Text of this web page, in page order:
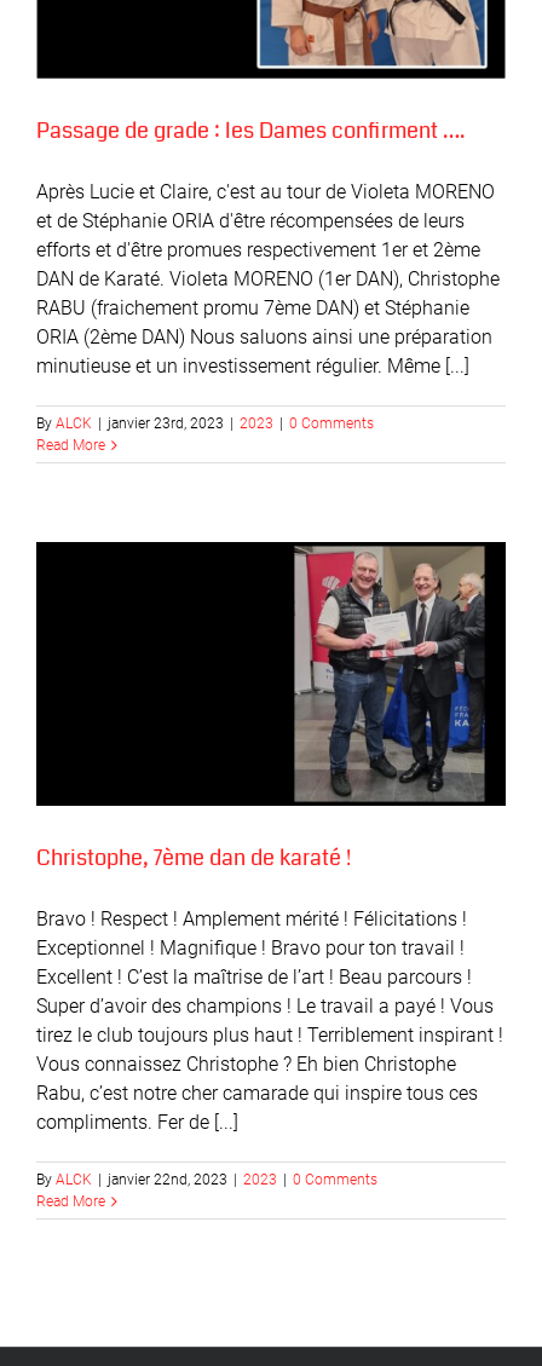
Passage de grade : les Dames confirment ….
Après Lucie et Claire, c'est au tour de Violeta MORENO
et de Stéphanie ORIA d'être récompensées de leurs
efforts et d'être promues respectivement 1er et 2ème
DAN de Karaté. Violeta MORENO (1er DAN), Christophe
RABU (fraichement promu 7ème DAN) et Stéphanie
ORIA (2ème DAN) Nous saluons ainsi une préparation
minutieuse et un investissement régulier. Même [...]
By ALCK | janvier 23rd, 2023 | 2023 | 0 Comments
Read More
Christophe, 7ème dan de karaté !
Bravo ! Respect ! Amplement mérité ! Félicitations !
Exceptionnel ! Magnifique ! Bravo pour ton travail !
Excellent ! C’est la maîtrise de l’art ! Beau parcours !
Super d’avoir des champions ! Le travail a payé ! Vous
tirez le club toujours plus haut ! Terriblement inspirant !
Vous connaissez Christophe ? Eh bien Christophe
Rabu, c’est notre cher camarade qui inspire tous ces
compliments. Fer de [...]
By ALCK janvier 22nd, 2023 2023
0 Comments
Read More